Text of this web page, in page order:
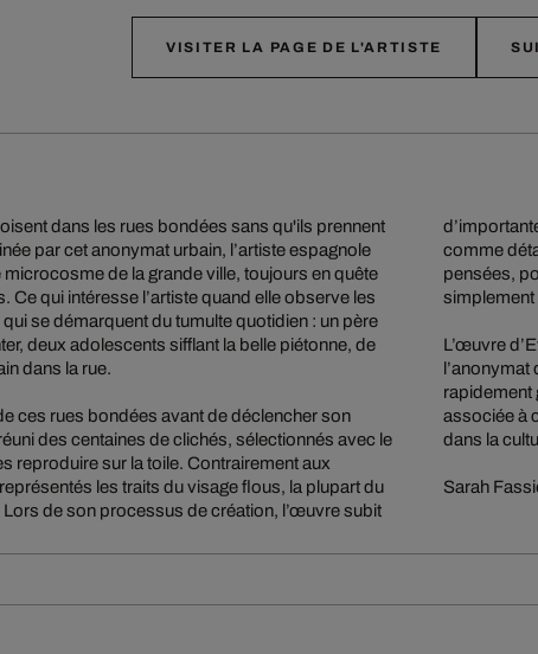
VISITER LA PAGE DE L'ARTISTE
dans les rues bondées sans qu'ils prennent
par cet anonymat urbain, l’artiste espagnole
de la grande ville, toujours en quête
Ce qui intéresse l’artiste quand elle observe les
se démarquent du tumulte quotidien : un père
deux adolescents sifflant la belle piétonne, de
dans la rue.
ces rues bondées avant de déclencher son
des centaines de clichés, sélectionnés avec le
reproduire sur la toile. Contrairement aux
les traits du visage flous, la plupart du
de son processus de création, l’œuvre subit
comme
pensées,
simplement
L’œuvre
rapidement
associée à
dans la
Sarah